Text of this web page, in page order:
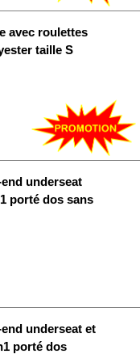
avec roulettes
taille S
underseat
porté dos sans
underseat et
porté dos